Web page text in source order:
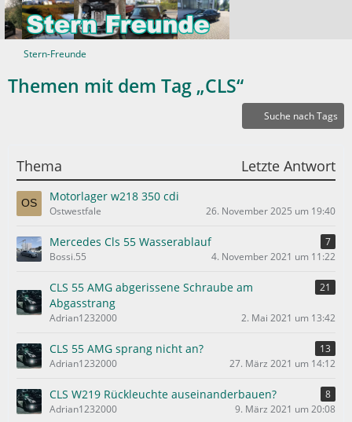
Stern-Freunde
Themen mit dem Tag „CLS“
Suche nach Tags
Thema Letzte Antwort
Motorlager w218 350 cdi
Ostwestfale 26. November 2025 um 19:40
Mercedes Cls 55 Wasserablauf
7
Bossi.55
4. November 2021 um 11:22
CLS 55 AMG abgerissene Schraube am
Abgasstrang
21
Adrian1232000 2. Mai 2021 um 13:42
CLS 55 AMG sprang nicht an?
13
Adrian1232000
27. März 2021 um 14:12
CLS W219 Rückleuchte auseinanderbauen?
8
Adrian1232000
9. März 2021 um 20:08